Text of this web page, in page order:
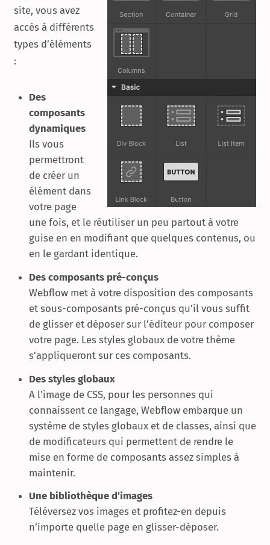
site, vous avez
accès à différents
types d’éléments
:
Des
composants
dynamiques
Ils vous
permettront
de créer un
élément dans
votre page
une fois, et le réutiliser un peu partout à votre
guise en en modifiant que quelques contenus, ou
en le gardant identique.
Des composants pré-conçus
Webflow met à votre disposition des composants
et sous-composants pré-conçus qu’il vous suffit
de glisser et déposer sur l’éditeur pour composer
votre page. Les styles globaux de votre thème
s’appliqueront sur ces composants.
Des styles globaux
A l’image de CSS, pour les personnes qui
connaissent ce langage, Webflow embarque un
système de styles globaux et de classes, ainsi que
de modificateurs qui permettent de rendre le
mise en forme de composants assez simples à
maintenir.
Une bibliothèque d’images
Téléversez vos images et profitez-en depuis
n’importe quelle page en glisser-déposer.